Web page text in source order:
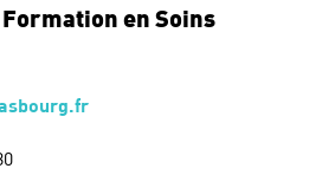
Formation en Soins